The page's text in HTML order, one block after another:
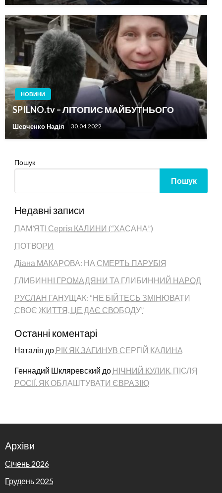
НОВИНИ
SPILNO.tv – ЛІТОПИС МАЙБУТНЬОГО
Шевченко Надія 30.04.2022
Пошук
Пошук
Недавні записи
ПАМ’ЯТІ Сергія КАЛИНИ (“ХАСАНА”)
ПОТВОРИ
Діана МАКАРОВА: НА СМЕРТЬ ПАРУБІЯ
ГЛИБИННІ ГРОМАДЯНИ ТА ГЛИБИННИЙ НАРОД
РУСЛАН ГАНУЩАК: “НЕ БІЙТЕСЬ ЗМІНЮВАТИ
СВОЄ ЖИТТЯ, ЦЕ ДАЄ СВОБОДУ”
Останні коментарі
Наталія до РІК ЯК ЗАГИНУВ СЕРГІЙ КАЛИНА
Геннадий Шкляревский до НІЧНИЙ КУЛИК. ПІСЛЯ
РОСІЇ. ЯК ОБЛАШТУВАТИ ЄВРАЗІЮ
Архіви
Січень 2026
Грудень 2025